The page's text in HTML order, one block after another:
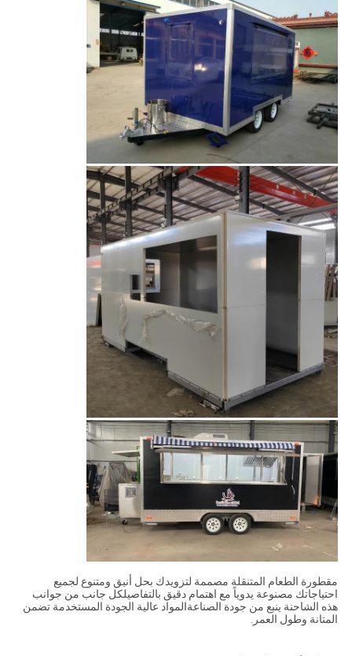
مقطورة الطعام المتنقلة مصممة لتزويدك بحل أنيق ومتنوع لجميع
احتياجاتك مصنوعة يدوياً مع اهتمام دقيق بالتفاصيلكل جانب من جوانب
هذه الشاحنة ينبع من جودة الصناعةالمواد عالية الجودة المستخدمة تضمن
المتانة وطول العمر.